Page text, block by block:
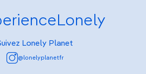
Lonely Planet
@lonelyplanetfr